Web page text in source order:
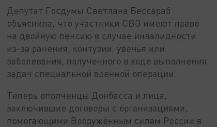
Депутат Госдумы Светлана Бессараб
объяснила, что участники СВО имеют право
на двойную пенсию в случае инвалидности
из-за ранения, контузии, увечья или
заболевания, полученного в ходе выполнения
задач специальной военной операции.
Теперь ополченцы Донбасса и лица,
заключившие договоры с организациями,
помогающими Вооружённым силам России в